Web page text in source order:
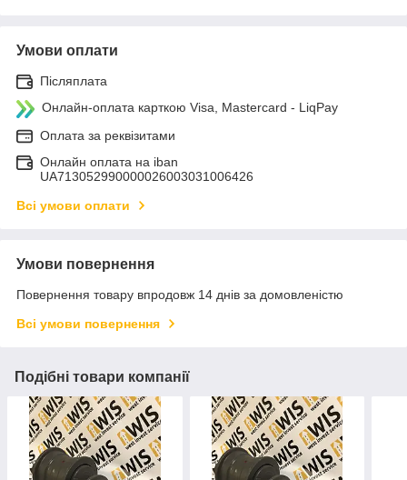
Умови оплати
Післяплата
Онлайн-оплата карткою Visa, Mastercard - LiqPay
Оплата за реквізитами
Онлайн оплата на iban
UA713052990000026003031006426
Всі умови оплати
Умови повернення
Повернення товару впродовж 14 днів за домовленістю
Всі умови повернення
Подібні товари компанії